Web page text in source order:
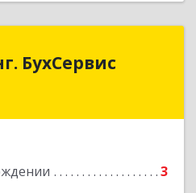
БухСервис
3
БухСервис